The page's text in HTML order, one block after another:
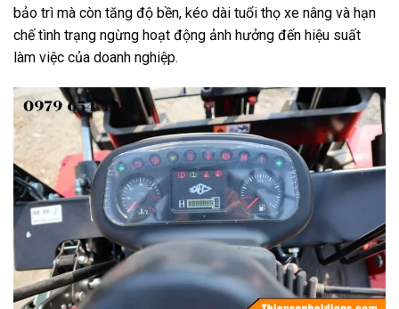
bảo trì mà còn tăng độ bền, kéo dài tuổi thọ xe nâng và hạn
chế tình trạng ngừng hoạt động ảnh hưởng đến hiệu suất
làm việc của doanh nghiệp.